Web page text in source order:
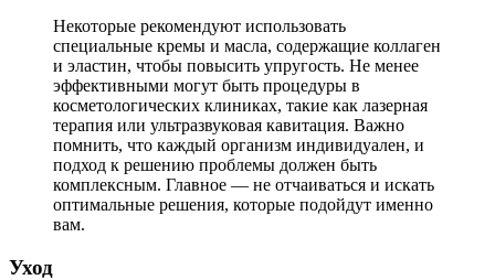
Некоторые рекомендуют использовать
специальные кремы и масла, содержащие коллаген
и эластин, чтобы повысить упругость. Не менее
эффективными могут быть процедуры в
косметологических клиниках, такие как лазерная
терапия или ультразвуковая кавитация. Важно
помнить, что каждый организм индивидуален, и
подход к решению проблемы должен быть
комплексным. Главное — не отчаиваться и искать
оптимальные решения, которые подойдут именно
вам.
Уход